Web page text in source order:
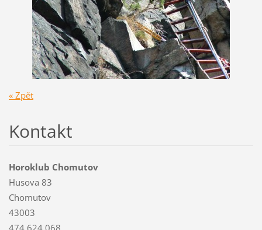
« Zpět
Kontakt
Horoklub Chomutov
Husova 83
Chomutov
43003
474 624 068